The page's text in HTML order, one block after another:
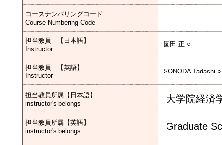
コースナンバリングコード
Course Numbering Code
担当教員 【日本語】
Instructor
園田 正 ○
担当教員 【英語】
Instructor
SONODA Tadashi ○
担当教員所属【日本語】
instructor's belongs
大学院経済
担当教員所属【英語】
instructor's belongs
Graduate